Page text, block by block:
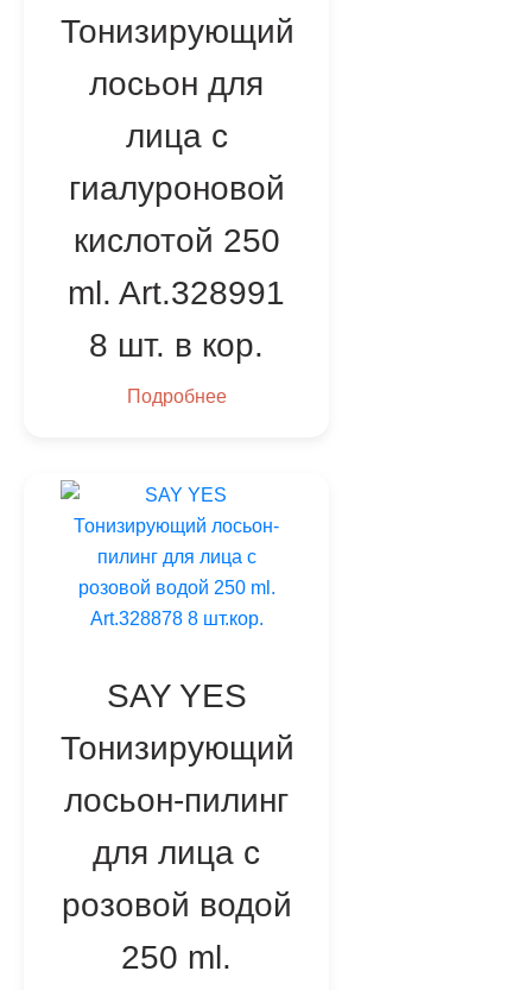
Тонизирующий
лосьон для
лица с
гиалуроновой
кислотой 250
ml. Art.328991
8 шт. в кор.
Подробнее
SAY YES
Тонизирующий
лосьон-пилинг
для лица с
розовой водой
250 ml.